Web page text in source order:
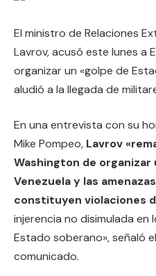
El ministro de Relaciones
Lavrov, acusó este lunes a
organizar un «golpe de
aludió a la llegada de
En una entrevista con su
Mike Pompeo, Lavrov
Washington de organizar
Venezuela y las
constituyen violaciones
injerencia no disimulada
Estado soberano», señaló
comunicado.